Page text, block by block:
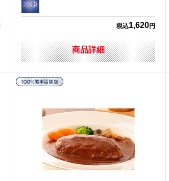
税込1,620円
商品詳細